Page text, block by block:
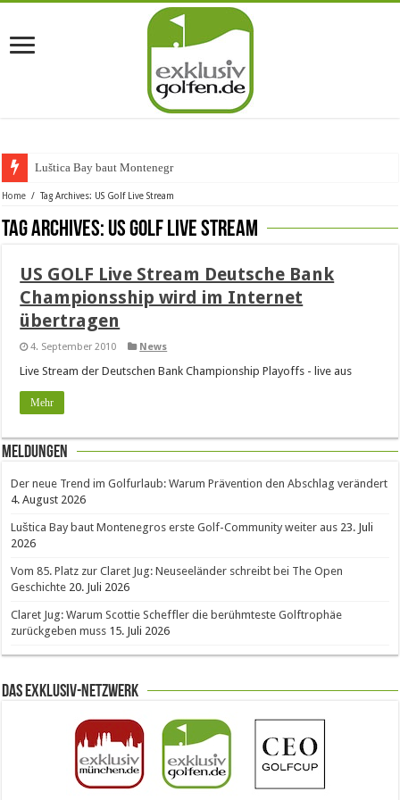
Luštica Bay baut Montenegros e
Home / Tag Archives: US Golf Live Stream
Tag Archives: US Golf Live Stream
US GOLF Live Stream Deutsche Bank
Championsship wird im Internet
übertragen
4. September 2010 News
Live Stream der Deutschen Bank Championship Playoffs - live aus
Mehr
Meldungen
Der neue Trend im Golfurlaub: Warum Prävention den Abschlag verändert
4. August 2026
Luštica Bay baut Montenegros erste Golf-Community weiter aus 23. Juli
2026
Vom 85. Platz zur Claret Jug: Neuseeländer schreibt bei The Open
Geschichte 20. Juli 2026
Claret Jug: Warum Scottie Scheffler die berühmteste Golftrophäe
zurückgeben muss 15. Juli 2026
Das Exklusiv-Netzwerk